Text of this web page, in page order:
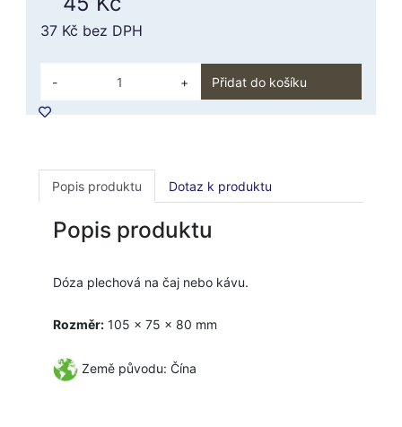
37 Kč bez DPH
- + Přidat do košíku
Popis produktu Dotaz k produktu
Popis produktu
Dóza plechová na čaj nebo kávu.
Rozměr: 105 x 75 x 80 mm
Země původu: Čína